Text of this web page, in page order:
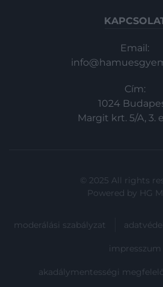
Email:
Cím:
1024
Margit krt. 5/A, 3.
© 2025 All rights
Powered by HG
moderálási szabályzat
impresszum
akadálymentességi